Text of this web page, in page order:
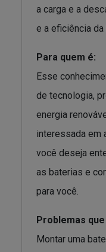
a carga e a
e a eficiência da
Para quem é:
Esse
de tecnologia,
energia
interessada em
você deseja
as baterias e
para você.
Problemas
Montar uma